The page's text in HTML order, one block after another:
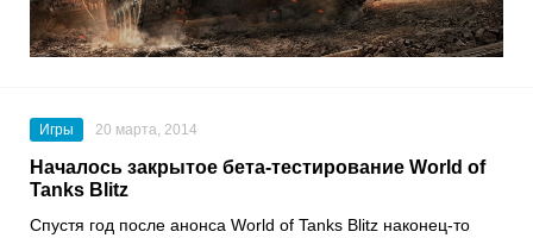
Игры 20 марта, 2014
Началось закрытое бета-тестирование World of
Tanks Blitz
Спустя год после анонса World of Tanks Blitz наконец-то